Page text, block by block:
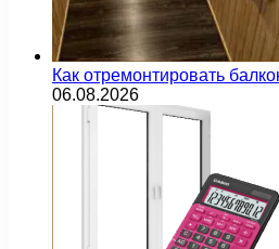
Как отремонтировать
06.08.2026